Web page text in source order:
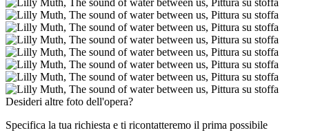
Desideri altre foto dell'opera?
Specifica la tua richiesta e ti ricontatteremo il prima possibile